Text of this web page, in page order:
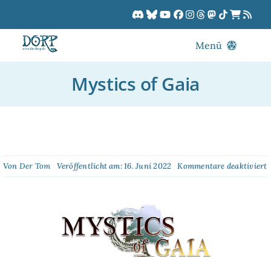
springen
Menü
DORPCast
Dracon
Patreon
Mystics of Gaia
Von Der Tom Veröffentlicht am: 16. Juni 2022 Kommentare deaktiviert